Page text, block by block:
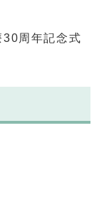
30周年記念式